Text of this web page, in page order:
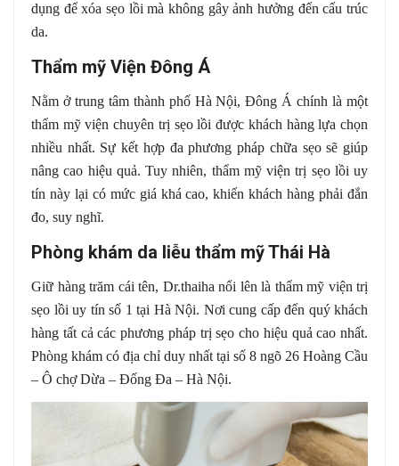
dụng để xóa sẹo lồi mà không gây ảnh hưởng đến cấu trúc
da.
Thẩm mỹ Viện Đông Á
Nằm ở trung tâm thành phố Hà Nội, Đông Á chính là một
thẩm mỹ viện chuyên trị sẹo lồi được khách hàng lựa chọn
nhiều nhất. Sự kết hợp đa phương pháp chữa sẹo sẽ giúp
nâng cao hiệu quả. Tuy nhiên, thẩm mỹ viện trị sẹo lồi uy
tín này lại có mức giá khá cao, khiến khách hàng phải đắn
đo, suy nghĩ.
Phòng khám da liễu thẩm mỹ Thái Hà
Giữ hàng trăm cái tên, Dr.thaiha nổi lên là thẩm mỹ viện trị
sẹo lồi uy tín số 1 tại Hà Nội. Nơi cung cấp đến quý khách
hàng tất cả các phương pháp trị sẹo cho hiệu quả cao nhất.
Phòng khám có địa chỉ duy nhất tại số 8 ngõ 26 Hoàng Cầu
– Ô chợ Dừa – Đống Đa – Hà Nội.